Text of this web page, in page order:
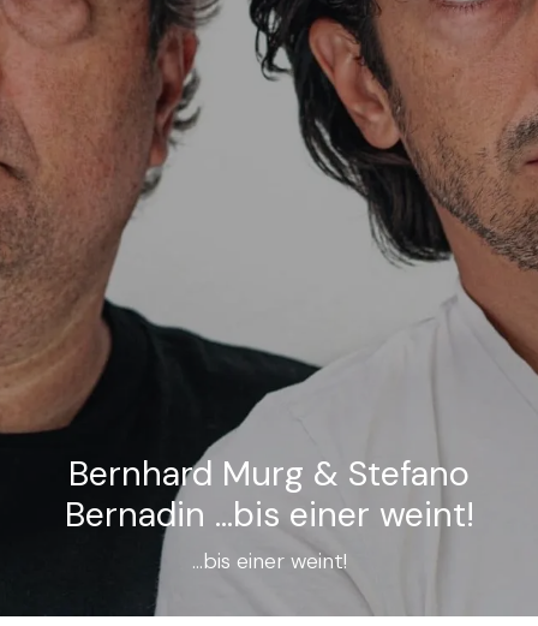
Bernhard Murg & Stefano
Bernadin …bis einer weint!
…bis einer weint!